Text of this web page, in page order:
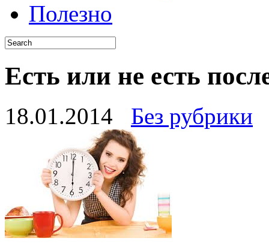
Полезно
Есть или не есть
18.01.2014 Без рубрики